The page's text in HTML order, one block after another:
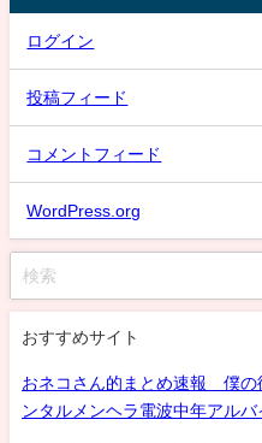
ログイン
投稿フィード
コメントフィード
WordPress.org
おすすめサイト
おネコさん的まとめ速報 僕の
ンタルメンヘラ電波中年アル